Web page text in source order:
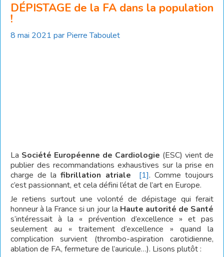
DÉPISTAGE de la FA dans la population
!
8 mai 2021 par Pierre Taboulet
La Société Européenne de Cardiologie (ESC) vient de
publier des recommandations exhaustives sur la prise en
charge de lafibrillation atriale [1]. Comme toujours
c’est passionnant, et cela défini l’état de l’art en Europe.
Je retiens surtout une volonté de dépistage qui ferait
honneur à la France si un jour la Haute autorité de Santé
s’intéressait à la « prévention d’excellence » et pas
seulement au « traitement d’excellence » quand la
complication survient (thrombo-aspiration carotidienne,
ablation de FA, fermeture de l’auricule…). Lisons plutôt :